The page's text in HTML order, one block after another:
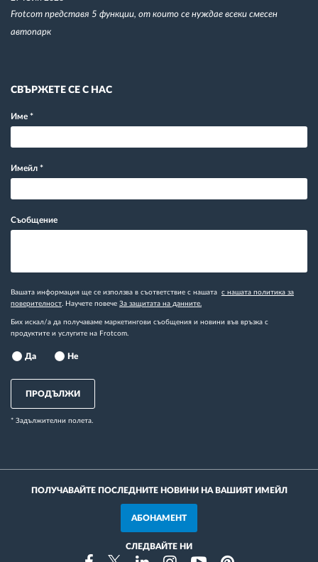
Frotcom представя 5 функции, от които се нуждае всеки смесен
автопарк
СВЪРЖЕТЕ СЕ С НАС
Име *
Имейл *
Съобщение
Вашата информация ще се използва в съответствие с нашата с нашата политика за
поверителност. Научете повече За защитата на данните.
Бих искал/а да получаваме маркетингови съобщения и новини във връзка с
продуктите и услугите на Frotcom.
Да Не
ПРОДЪЛЖИ
* Задължителни полета.
ПОЛУЧАВАЙТЕ ПОСЛЕДНИТЕ НОВИНИ НА ВАШИЯТ ИМЕЙЛ
АБОНАМЕНТ
СЛЕДВАЙТЕ НИ